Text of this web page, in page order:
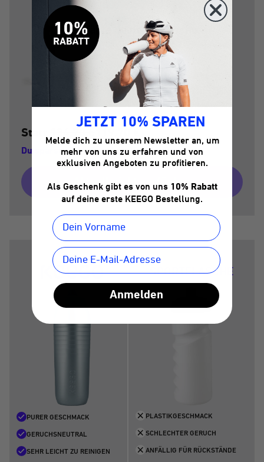
Wähle deine 3. Flasche:
0.75L
Dark Matter
Statt
Du sparst 15,00 € und die Versandkosten
Aktuell nicht verfügbar
PURER GESCHMACK
GERUCHSNEUTRAL
SEHR LEICHT ZU REINIGEN
SPORTFLASCHE
PLASTIKGESCHMACK
SCHLECHTER GERUCH
ANFÄLLIG FÜR RÜCKSTÄNDE
JETZT 10% SPAREN
Melde dich zu unserem Newsletter an, um
mehr von uns zu erfahren und von
exklusiven Angeboten zu profitieren.
Als Geschenk gibt es von uns 10% Rabatt
auf deine erste KEEGO Bestellung.
Anmelden